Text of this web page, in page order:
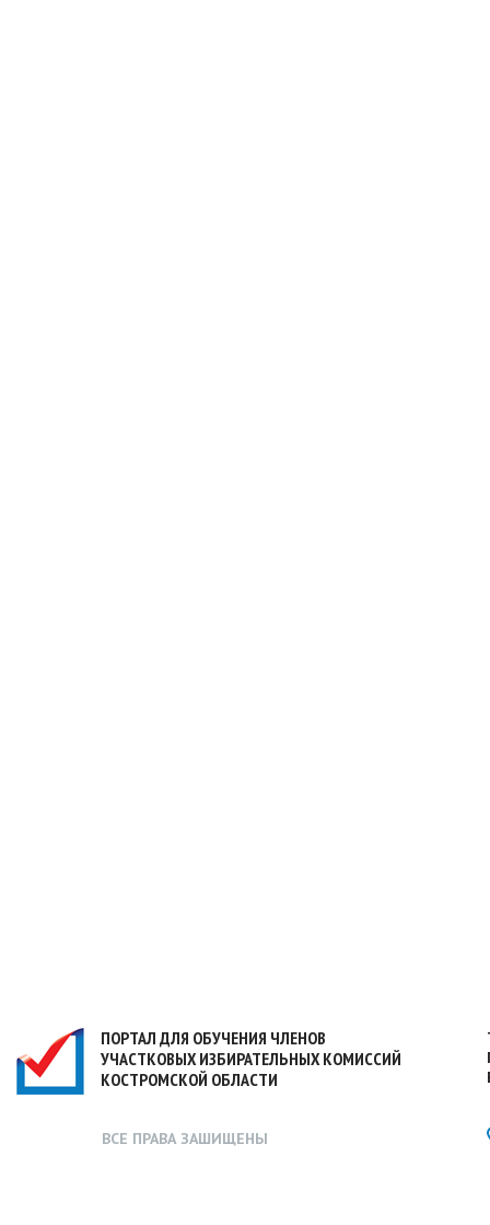
ПОРТАЛ ДЛЯ ОБУЧЕНИЯ ЧЛЕНОВ
УЧАСТКОВЫХ ИЗБИРАТЕЛЬНЫХ КОМИССИЙ
КОСТРОМСКОЙ ОБЛАСТИ
ВСЕ ПРАВА ЗАШИЩЕНЫ